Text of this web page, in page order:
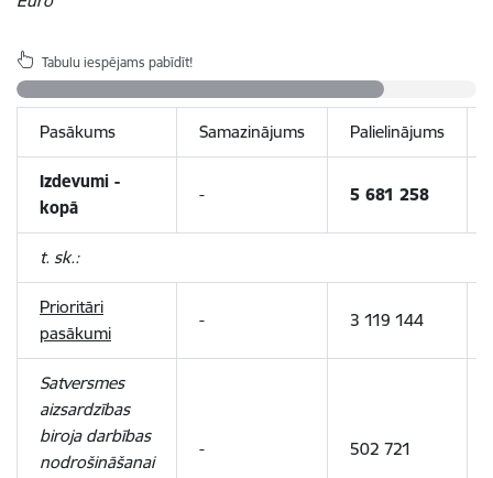
Tabulu iespējams pabīdīt!
Pasākums Samazinājums Palielinājums
Izdevumi -
kopā
- 5 681 258
t. sk.:
Prioritāri
pasākumi
- 3 119 144
Satversmes
aizsardzības
biroja darbības
nodrošināšanai
- 502 721